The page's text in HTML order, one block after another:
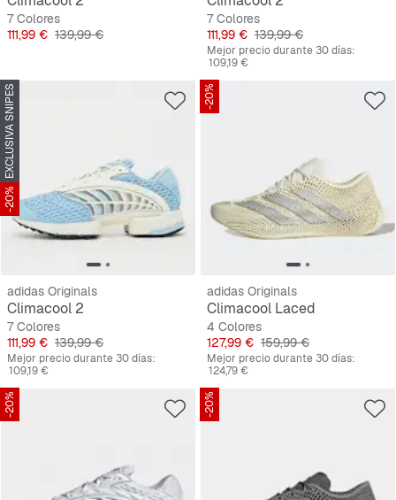
7 Colores
Precio
111,99 € Precio original
139,99 €
7 Colores
Precio
111,99 € Precio original
139,99 €
Mejor precio durante 30 días:
109,19 €
EXCLUSIVA SNIPES
-20%
adidas Originals
Climacool 2
7 Colores
Precio
111,99 € Precio original
139,99 €
Mejor precio durante 30 días:
109,19 €
-20%
adidas Originals
Climacool Laced
4 Colores
Precio
127,99 € Precio original
159,99 €
Mejor precio durante 30 días:
124,79 €
-20% -20%